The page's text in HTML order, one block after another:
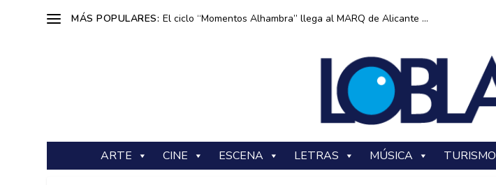
MÁS POPULARES: El ciclo “Momentos Alhambra” llega al MARQ de Alicante ...
ARTE CINE ESCENA LETRAS MÚSICA TURISMO